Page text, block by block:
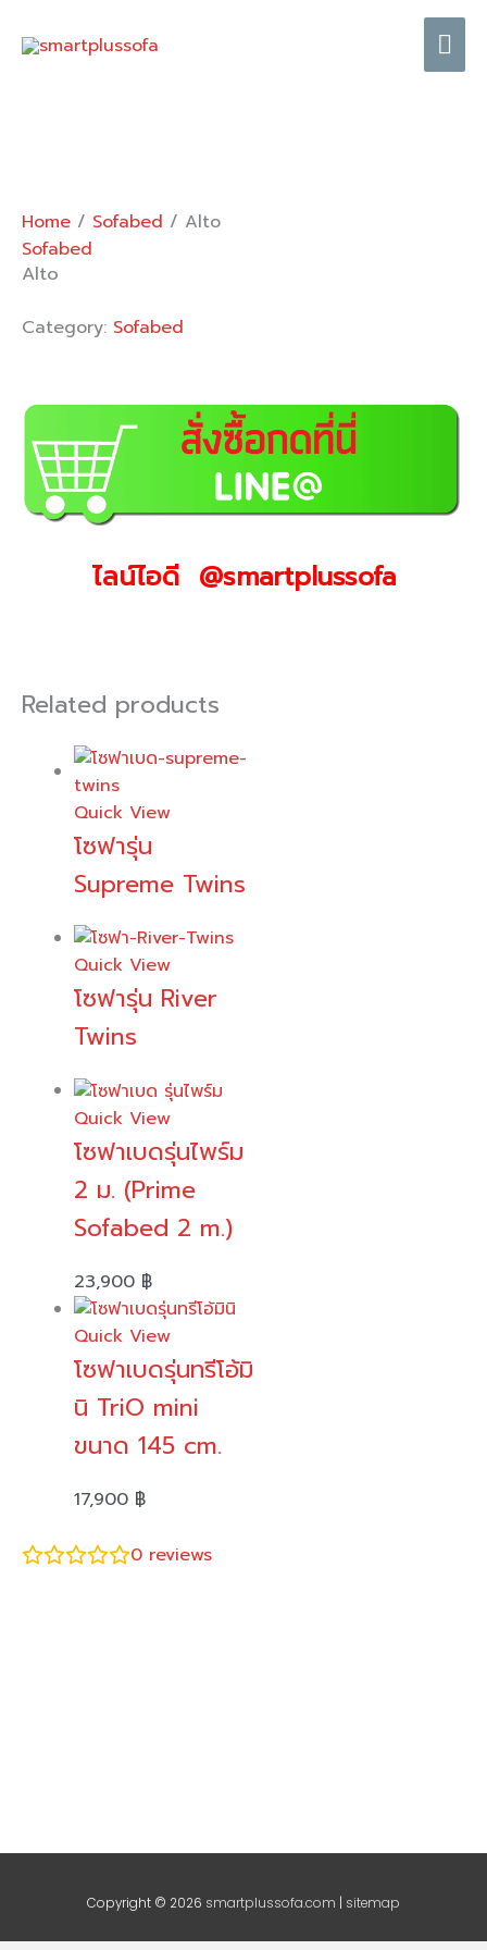
Home / Sofabed / Alto
Sofabed
Alto
Category: Sofabed
ไลน์ไอดี @smartplussofa
Related products
Quick View
โซฟารุ่น
Supreme Twins
Quick View
โซฟารุ่น River
Twins
Quick View
โซฟาเบดรุ่นไพร์ม
2 ม. (Prime
Sofabed 2 m.)
23,900 ฿
Quick View
โซฟาเบดรุ่นทรีโอ้มิ
นิ TriO mini
ขนาด 145 cm.
17,900 ฿
0 reviews
Copyright © 2026 smartplussofa.com sitemap